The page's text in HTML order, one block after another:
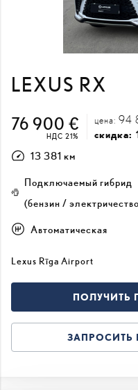
LEXUS RX
76 900 €
НДС 21%
цена: 94
скидка:
13 381 км
Подключаемый гибрид
(бензин /
Автоматическая
Lexus Rīga Airport
ПОЛУЧИТЬ
ЗАПРОСИТЬ